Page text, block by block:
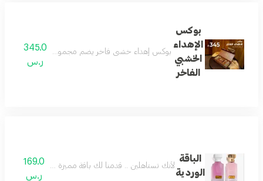
بوكس
الإهداء
الخشبي
الفاخر
بوكس إهداء خشبي فاخر يضم مجموعة عطور جميلة
345.0
ر.س
الباقة
الوردية
لأنك تستاهلين .. قدمنا لك باقة مميزة وفريدة
169.0
ر.س